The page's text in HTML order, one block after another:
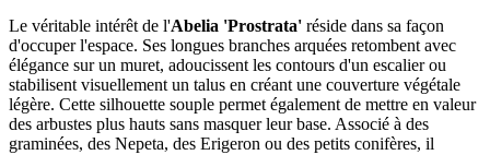
Le véritable intérêt de l'Abelia 'Prostrata' réside dans sa façon
d'occuper l'espace. Ses longues branches arquées retombent avec
élégance sur un muret, adoucissent les contours d'un escalier ou
stabilisent visuellement un talus en créant une couverture végétale
légère. Cette silhouette souple permet également de mettre en valeur
des arbustes plus hauts sans masquer leur base. Associé à des
graminées, des Nepeta, des Erigeron ou des petits conifères, il